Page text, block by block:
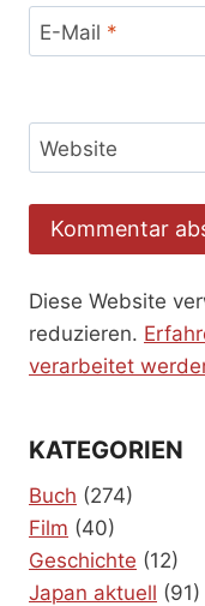
E-Mail *
Website
Diese Website
reduzieren.
verarbeitet
KATEGORIEN
Buch (274)
Film (40)
Geschichte (12)
Japan aktuell (91)